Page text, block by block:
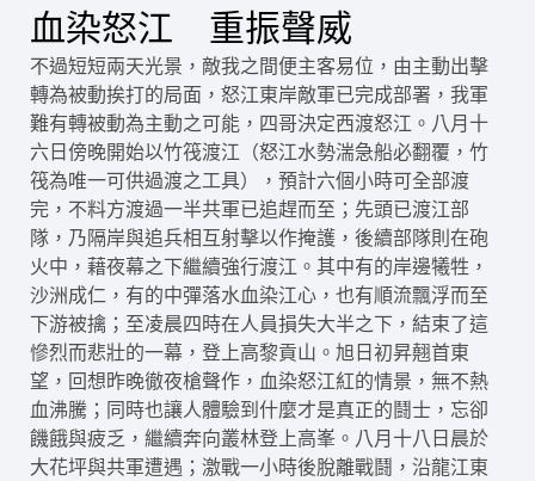
血染怒江 重振聲威
不過短短兩天光景，敵我之間便主客易位，由主動出擊
轉為被動挨打的局面，怒江東岸敵軍已完成部署，我軍
難有轉被動為主動之可能，四哥決定西渡怒江。八月十
六日傍晚開始以竹筏渡江（怒江水勢湍急船必翻覆，竹
筏為唯一可供過渡之工具），預計六個小時可全部渡
完，不料方渡過一半共軍已追趕而至；先頭已渡江部
隊，乃隔岸與追兵相互射擊以作掩護，後續部隊則在砲
火中，藉夜幕之下繼續強行渡江。其中有的岸邊犧牲，
沙洲成仁，有的中彈落水血染江心，也有順流飄浮而至
下游被擒；至凌晨四時在人員損失大半之下，結束了這
慘烈而悲壯的一幕，登上高黎貢山。旭日初昇翹首東
望，回想昨晚徹夜槍聲作，血染怒江紅的情景，無不熱
血沸騰；同時也讓人體驗到什麼才是真正的鬪士，忘卻
饑餓與疲乏，繼續奔向叢林登上高峯。八月十八日晨於
大花坪與共軍遭遇；激戰一小時後脫離戰鬪，沿龍江東